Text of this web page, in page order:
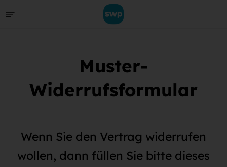
Muster-
Widerrufsformular
Wenn Sie den Vertrag widerrufen
wollen, dann füllen Sie bitte dieses